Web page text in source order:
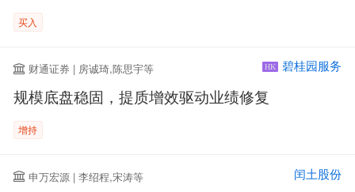
买入
财通证券 | 房诚琦,陈思宇等 HK 碧桂园服务
规模底盘稳固，提质增效驱动业绩修复
增持
申万宏源 | 李绍程,宋涛等 闰土股份